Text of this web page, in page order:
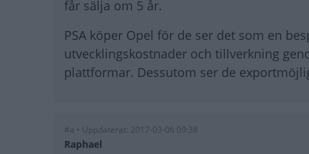
får sälja om 5 år.
PSA köper Opel för de ser det som en
utvecklingskostnader och tillverkning
plattformar. Dessutom ser de
#a • Uppdaterat: 2017-03-06 09:38
Raphael